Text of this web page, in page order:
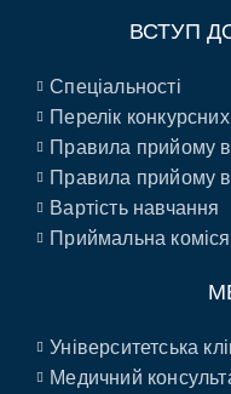
ВСТУП
Спеціальності
Перелік
Правила прийому в
Правила прийому
Вартість навчання
Приймальна коміся
Університетська
Медичний